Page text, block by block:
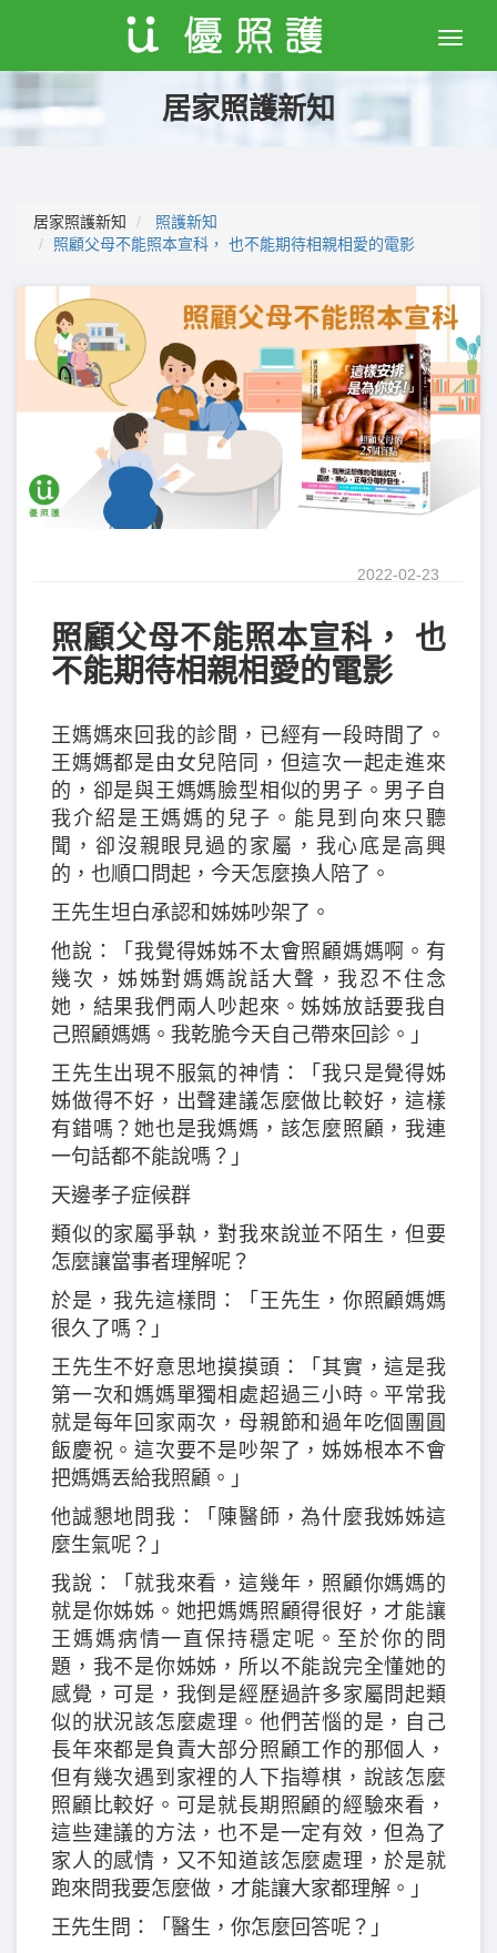
Toggle
居家照護新知
居家照護新知
照護新知
照顧父母不能照本宣科， 也不能期待相親相愛的電影
2022-02-23
照顧父母不能照本宣科， 也
不能期待相親相愛的電影
王媽媽來回我的診間，已經有一段時間了。
王媽媽都是由女兒陪同，但這次一起走進來
的，卻是與王媽媽臉型相似的男子。男子自
我介紹是王媽媽的兒子。能見到向來只聽
聞，卻沒親眼見過的家屬，我心底是高興
的，也順口問起，今天怎麼換人陪了。
王先生坦白承認和姊姊吵架了。
他說：「我覺得姊姊不太會照顧媽媽啊。有
幾次，姊姊對媽媽說話大聲，我忍不住念
她，結果我們兩人吵起來。姊姊放話要我自
己照顧媽媽。我乾脆今天自己帶來回診。」
王先生出現不服氣的神情：「我只是覺得姊
姊做得不好，出聲建議怎麼做比較好，這樣
有錯嗎？她也是我媽媽，該怎麼照顧，我連
一句話都不能說嗎？」
天邊孝子症候群
類似的家屬爭執，對我來說並不陌生，但要
怎麼讓當事者理解呢？
於是，我先這樣問：「王先生，你照顧媽媽
很久了嗎？」
王先生不好意思地摸摸頭：「其實，這是我
第一次和媽媽單獨相處超過三小時。平常我
就是每年回家兩次，母親節和過年吃個團圓
飯慶祝。這次要不是吵架了，姊姊根本不會
把媽媽丟給我照顧。」
他誠懇地問我：「陳醫師，為什麼我姊姊這
麼生氣呢？」
我說：「就我來看，這幾年，照顧你媽媽的
就是你姊姊。她把媽媽照顧得很好，才能讓
王媽媽病情一直保持穩定呢。至於你的問
題，我不是你姊姊，所以不能說完全懂她的
感覺，可是，我倒是經歷過許多家屬問起類
似的狀況該怎麼處理。他們苦惱的是，自己
長年來都是負責大部分照顧工作的那個人，
但有幾次遇到家裡的人下指導棋，說該怎麼
照顧比較好。可是就長期照顧的經驗來看，
這些建議的方法，也不是一定有效，但為了
家人的感情，又不知道該怎麼處理，於是就
跑來問我要怎麼做，才能讓大家都理解。」
王先生問：「醫生，你怎麼回答呢？」